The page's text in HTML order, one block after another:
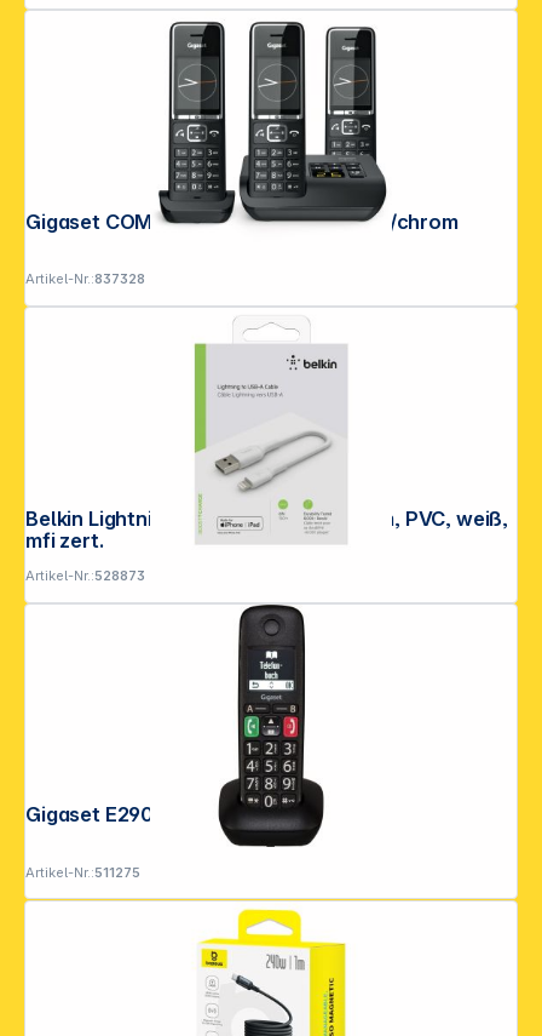
Gigaset COMFORT 550A trio schwarz/chrom
Artikel-Nr.:837328
Belkin Lightning Lade/Sync Kabel 15cm, PVC, weiß,
mfi zert.
Artikel-Nr.:528873
Gigaset E290 HX schwarz
Artikel-Nr.:511275